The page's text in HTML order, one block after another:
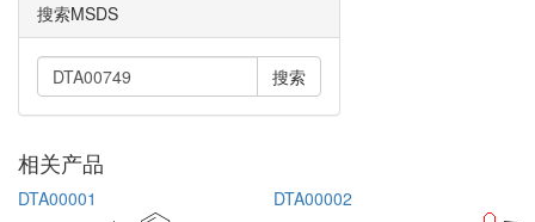
搜索MSDS
搜索
相关产品
DTA00001 DTA00002